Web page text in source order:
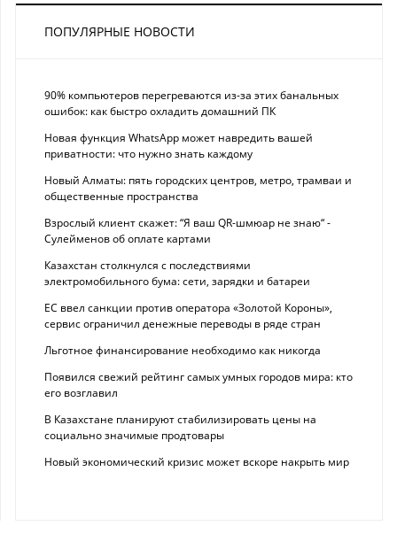
ПОПУЛЯРНЫЕ НОВОСТИ
90% компьютеров перегреваются из-за этих банальных
ошибок: как быстро охладить домашний ПК
Новая функция WhatsApp может навредить вашей
приватности: что нужно знать каждому
Новый Алматы: пять городских центров, метро, трамваи и
общественные пространства
Взрослый клиент скажет: “Я ваш QR-шмюар не знаю“ -
Сулейменов об оплате картами
Казахстан столкнулся с последствиями
электромобильного бума: сети, зарядки и батареи
ЕС ввел санкции против оператора «Золотой Короны»,
сервис ограничил денежные переводы в ряде стран
Льготное финансирование необходимо как никогда
Появился свежий рейтинг самых умных городов мира: кто
его возглавил
В Казахстане планируют стабилизировать цены на
социально значимые продтовары
Новый экономический кризис может вскоре накрыть мир